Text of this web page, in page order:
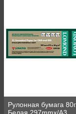
Рулонная бумага